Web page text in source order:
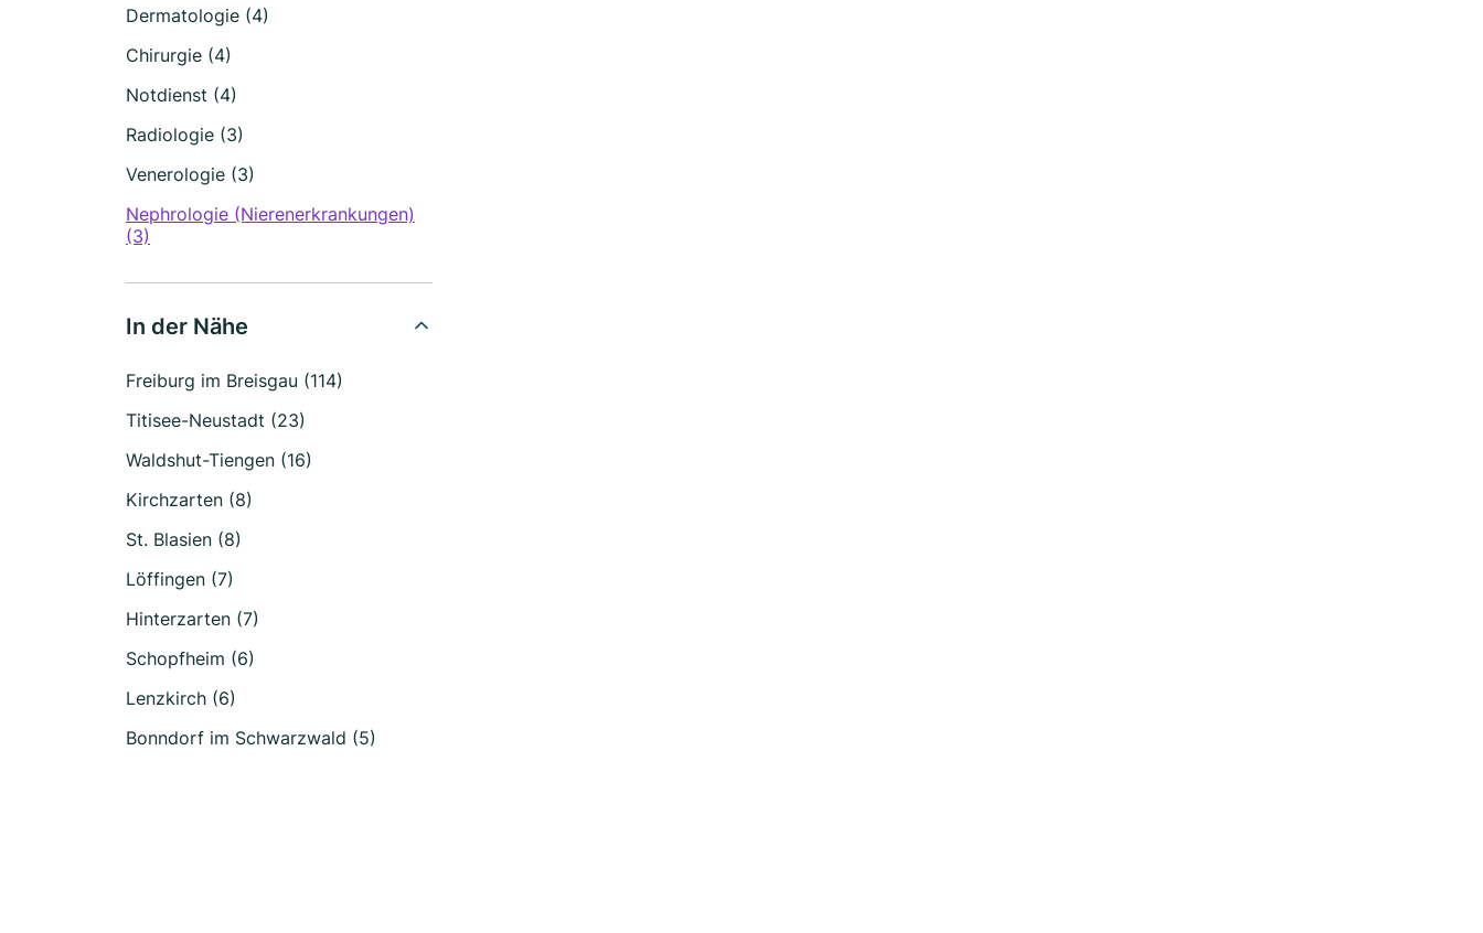
Dermatologie (4)
Chirurgie (4)
Notdienst (4)
Radiologie (3)
Venerologie (3)
Nephrologie (Nierenerkrankungen)
(3)
In der Nähe
Freiburg im Breisgau (114)
Titisee-Neustadt (23)
Waldshut-Tiengen (16)
Kirchzarten (8)
St. Blasien (8)
Löffingen (7)
Hinterzarten (7)
Schopfheim (6)
Lenzkirch (6)
Bonndorf im Schwarzwald (5)